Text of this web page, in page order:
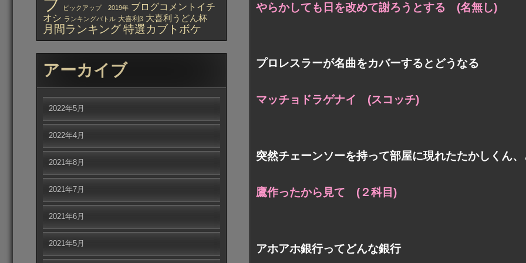
やらかしても日を改めて謝ろうとする (名無し)
プロレスラーが名曲をカバーするとどうなる
マッチョドラゲナイ (スコッチ)
突然チェーンソーを持って部屋に現れたたかしくん
鷹作ったから見て (２科目)
アホアホ銀行ってどんな銀行
プ ピックアップ 2019年 ブログコメントイチ
オシ ランキングバトル 大喜利β 大喜利うどん杯
月間ランキング特選カブトボケ
アーカイブ
2022年5月
2022年4月
2021年8月
2021年7月
2021年6月
2021年5月